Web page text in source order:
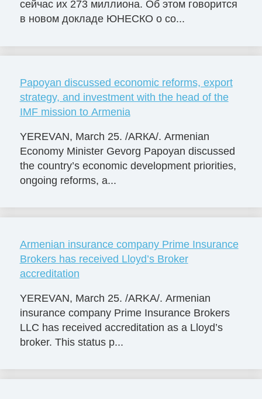
сейчас их 273 миллиона. Об этом говорится
в новом докладе ЮНЕСКО о со...
Papoyan discussed economic reforms, export
strategy, and investment with the head of the
IMF mission to Armenia
YEREVAN, March 25. /ARКА/. Armenian
Economy Minister Gevorg Papoyan discussed
the country’s economic development priorities,
ongoing reforms, a...
Armenian insurance company Prime Insurance
Brokers has received Lloyd’s Broker
accreditation
YEREVAN, March 25. /ARKA/. Armenian
insurance company Prime Insurance Brokers
LLC has received accreditation as a Lloyd’s
broker. This status p...